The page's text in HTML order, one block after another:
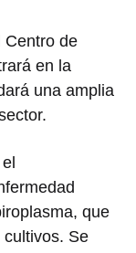
Centro de
en la
una amplia
que
Se